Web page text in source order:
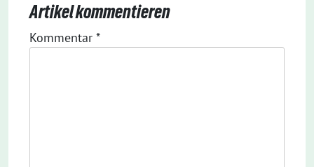
Artikel kommentieren
Kommentar *